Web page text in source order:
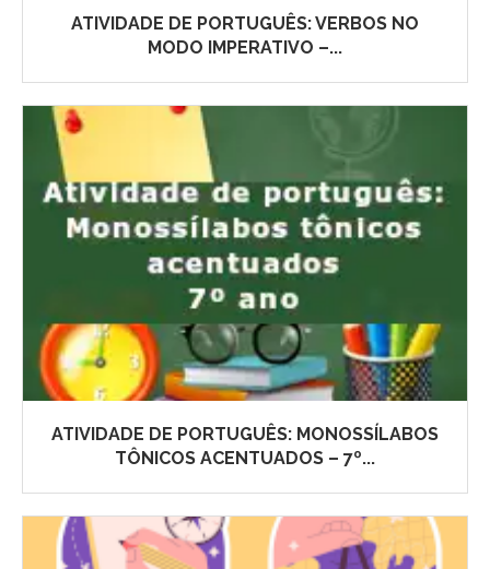
ATIVIDADE DE PORTUGUÊS: VERBOS NO
MODO IMPERATIVO –...
ATIVIDADE DE PORTUGUÊS: MONOSSÍLABOS
TÔNICOS ACENTUADOS – 7º...